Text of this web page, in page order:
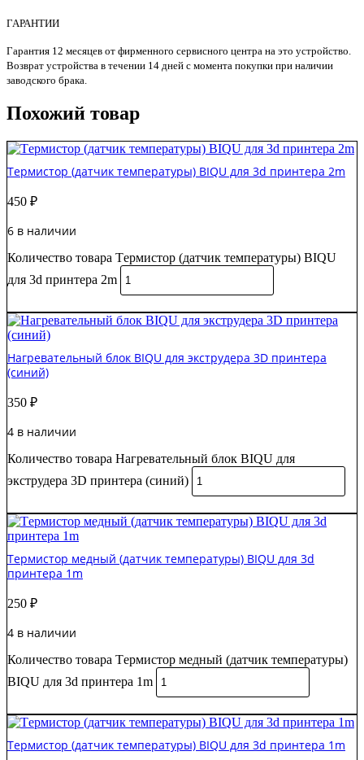
ГАРАНТИИ
Гарантия 12 месяцев от фирменного сервисного центра на это устройство.
Возврат устройства в течении 14 дней с момента покупки при наличии
заводского брака.
Похожий товар
Tермистор (датчик температуры) BIQU для 3d принтера 2m
450 ₽
6 в наличии
Количество товара Tермистор (датчик температуры) BIQU
для 3d принтера 2m
Нагревательный блок BIQU для экструдера 3D принтера
(синий)
350 ₽
4 в наличии
Количество товара Нагревательный блок BIQU для
экструдера 3D принтера (синий)
Tермистор медный (датчик температуры) BIQU для 3d
принтера 1m
250 ₽
4 в наличии
Количество товара Tермистор медный (датчик температуры)
BIQU для 3d принтера 1m
Tермистор (датчик температуры) BIQU для 3d принтера 1m